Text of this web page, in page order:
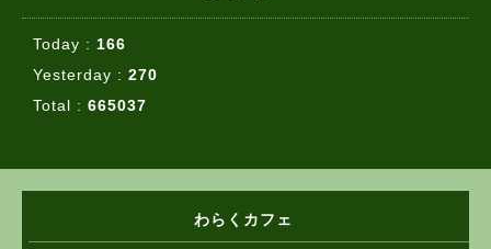
Today : 166
Yesterday : 270
Total : 665037
わらくカフェ